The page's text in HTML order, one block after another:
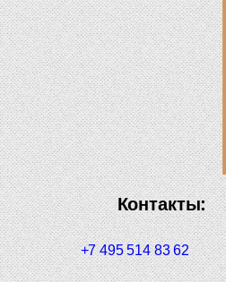
Контакты:
+7 495 514 83 62